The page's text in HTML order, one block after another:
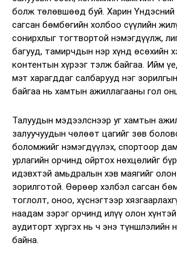
болж төлөвшөөд буй. Харин Үндэсний
сагсан бөмбөгийн холбоо сүүлийн
сонирхлыг тогтвортой нэмэгдүүлж,
багууд, тамирчдын нэр хүнд өсөхийн
контентын хүрээг тэлж байгаа. Ийм
мэт харагддаг салбарууд нэг
байгаа нь хамтын ажиллагааны гол
Талуудын мэдээлснээр уг хамтын
залуучуудын чөлөөт цагийг зөв
боломжийг нэмэгдүүлэх, спортоор
урлагийн орчинд ойртох нөхцөлийг
идэвхтэй амьдралын хэв маягийг
зорилготой. Өөрөөр хэлбэл сагсан
тоглолт, оноо, хүснэгтээр
наадам зэрэг орчинд илүү олон
аудиторт хүргэх нь ч энэ түншлэлийн
байна.